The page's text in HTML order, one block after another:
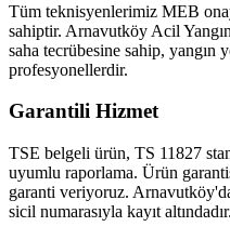
Tüm teknisyenlerimiz MEB
sahiptir. Arnavutköy Acil
saha tecrübesine sahip, yangın
profesyonellerdir.
Garantili Hizmet
TSE belgeli ürün, TS 11827
uyumlu raporlama. Ürün
garanti veriyoruz.
sicil numarasıyla kayıt altındadır.